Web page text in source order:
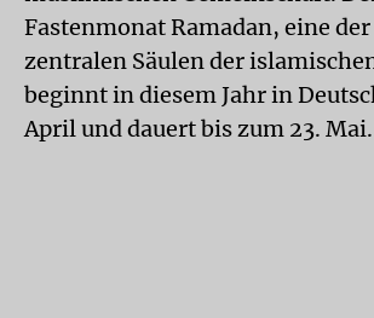
Fastenmonat Ramadan, eine
zentralen Säulen der
beginnt in diesem Jahr in
April und dauert bis zum 23. Mai.